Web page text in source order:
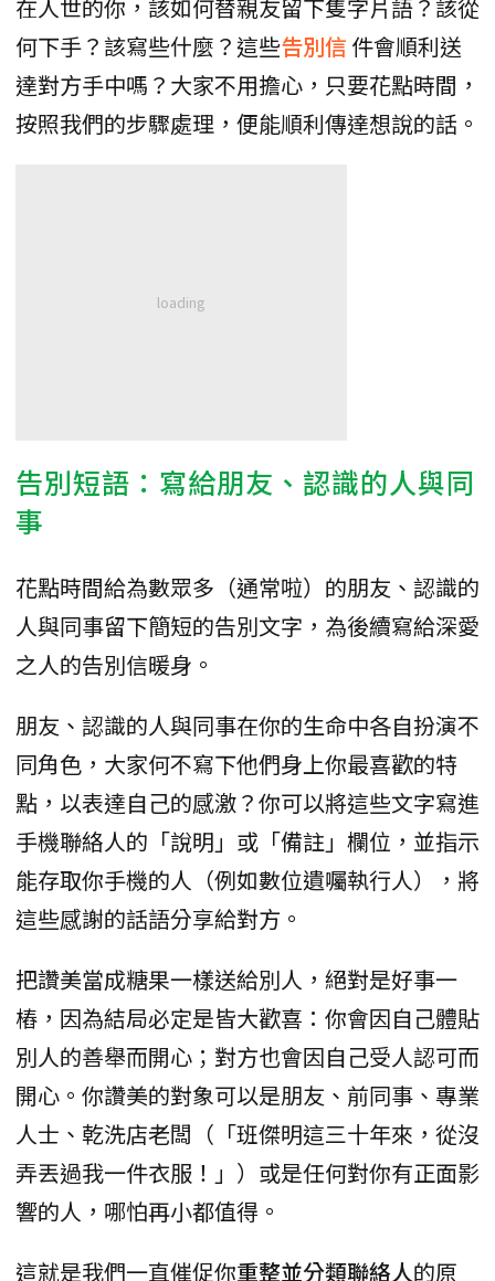
在人世的你，該如何替親友留下隻字片語？該從
何下手？該寫些什麼？這些告別信 件會順利送
達對方手中嗎？大家不用擔心，只要花點時間，
按照我們的步驟處理，便能順利傳達想說的話。
告別短語：寫給朋友、認識的人與同
事
花點時間給為數眾多（通常啦）的朋友、認識的
人與同事留下簡短的告別文字，為後續寫給深愛
之人的告別信暖身。
朋友、認識的人與同事在你的生命中各自扮演不
同角色，大家何不寫下他們身上你最喜歡的特
點，以表達自己的感激？你可以將這些文字寫進
手機聯絡人的「說明」或「備註」欄位，並指示
能存取你手機的人（例如數位遺囑執行人），將
這些感謝的話語分享給對方。
把讚美當成糖果一樣送給別人，絕對是好事一
樁，因為結局必定是皆大歡喜：你會因自己體貼
別人的善舉而開心；對方也會因自己受人認可而
開心。你讚美的對象可以是朋友、前同事、專業
人士、乾洗店老闆（「班傑明這三十年來，從沒
弄丟過我一件衣服！」）或是任何對你有正面影
響的人，哪怕再小都值得。
這就是我們一直催促你重整並分類聯絡人的原